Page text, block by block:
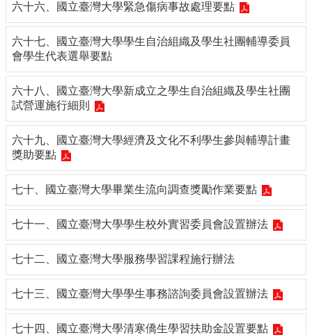
六十六、國立臺灣大學緊急傷病事故處理要點
六十七、國立臺灣大學學生自治組織及學生社團輔導委員
會學生代表選舉要點
六十八、國立臺灣大學新成立之學生自治組織及學生社團
試營運施行細則
六十九、國立臺灣大學經濟及文化不利學生參與輔導計畫
獎助要點
七十、國立臺灣大學畢業生流向調查獎勵作業要點
七十一、國立臺灣大學學生校外實習委員會設置辦法
七十二、國立臺灣大學服務學習課程施行辦法
七十三、國立臺灣大學學生事務諮詢委員會設置辦法
七十四、國立臺灣大學清寒僑生學習扶助金設置要點